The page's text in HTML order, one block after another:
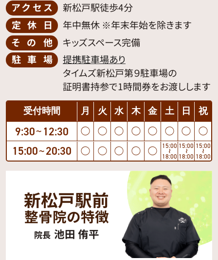
アクセス
新松戸駅徒歩4分
定休日
年中無休 ※年末年始を除きます
その他
キッズスペース完備
駐車場
提携駐車場あり
タイムズ新松戸第９駐車場の
証明書持参で1時間券をお渡しします
受付時間 月 火 水 木 金 土 日 祝
9:30 〜 12:30 ◯ ◯ ◯ ◯ ◯ ◯ ◯ ◯
15:00 〜 20:30 ◯ ◯ ◯ ◯ ◯ 15:00
〜
18:00
15:00
〜
18:00
15:00
〜
18:00
新松戸駅前
整骨院の特徴
院長 池田 侑平